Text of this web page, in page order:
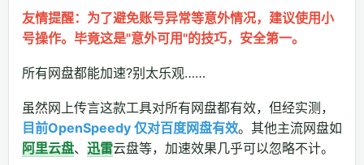
友情提醒：为了避免账号异常等意外情况，建议使用小
号操作。毕竟这是"意外可用"的技巧，安全第一。
所有网盘都能加速?别太乐观……
虽然网上传言这款工具对所有网盘都有效，但经实测，
目前OpenSpeedy 仅对百度网盘有效。其他主流网盘如
阿里云盘、 迅雷云盘等，加速效果几乎可以忽略不计。